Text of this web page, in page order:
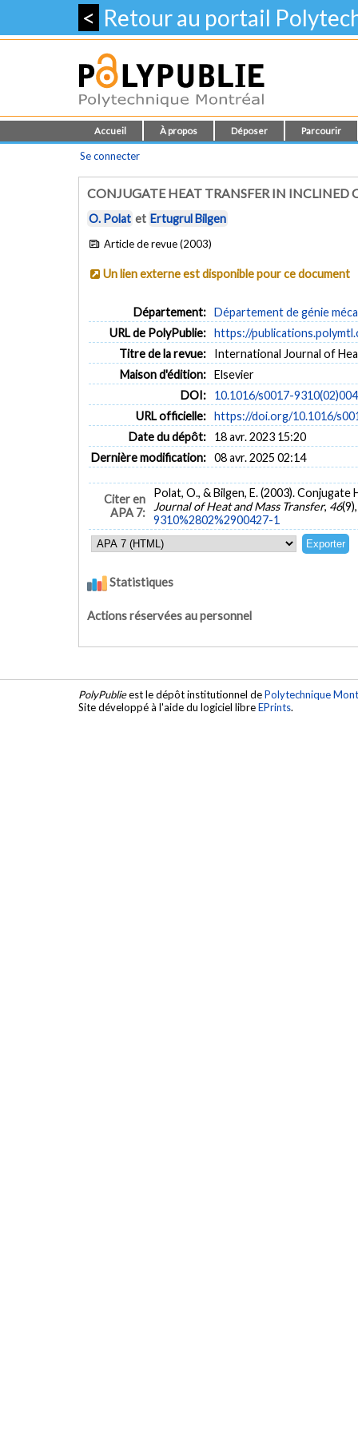
< Retour au portail
Accueil À propos Déposer Parcourir
Se connecter
CONJUGATE HEAT TRANSFER IN INCLINED
O. Polat et Ertugrul Bilgen
Article de revue (2003)
Un lien externe est disponible pour ce document
Département: Département de génie
URL de PolyPublie: https://
Titre de la revue:
International Journal of
Maison d'édition: Elsevier
DOI:
10.1016/s0017-
URL officielle: https://doi.org/10.1016/
Date du dépôt:
18 avr. 2023 15:20
Dernière modification: 08 avr. 2025 02:14
Citer en
APA 7:
Polat, O., & Bilgen, E. (2003).
Journal of Heat and Mass Transfer, 46
9310%2802%2900427-1
Statistiques
Actions réservées au personnel
PolyPublieest le dépôt institutionnel dePolytechnique
Site développé à l'aide du logiciel libreEPrints.